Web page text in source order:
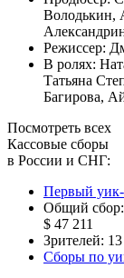
Володькин,
Режиссер:
В ролях:
Татьяна
Багирова,
Посмотреть всех
Кассовые сборы
в России и СНГ:
Первый
Общий сбор:
$ 47 211
Зрителей:
Сборы по